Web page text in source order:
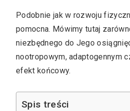
Podobnie jak w rozwoju
pomocna. Mówimy tutaj
niezbędnego do Jego
nootropowym, adaptogennym
efekt końcowy.
Spis treści